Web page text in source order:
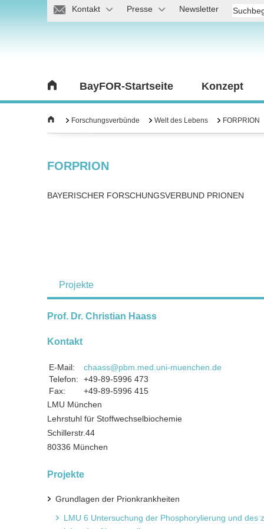
Kontakt Presse Newsletter
BayFOR-Startseite Konzept
Forschungsverbünde Welt des Lebens FORPRION
FORPRION
BAYERISCHER FORSCHUNGSVERBUND PRIONEN
Projekte
Prof. Dr. Christian Haass
Kontakt
E-Mail:
chaass@pbm.med.uni-muenchen.de
Telefon:
+49-89-5996 473
Fax:
+49-89-5996 415
LMU München
Lehrstuhl für Stoffwechselbiochemie
Schillerstr.44
80336 München
Projekte
Grundlagen der Prionkrankheiten
LMU 6 Untersuchung der Phosphorylierung und